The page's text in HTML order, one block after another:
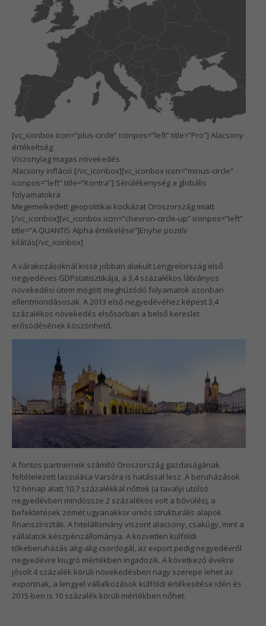
[vc_iconbox icon=”plus-circle” iconpos=”left” title=”Pro”] Alacsony
értékeltség
Viszonylag magas növekedés
Alacsony infláció [/vc_iconbox][vc_iconbox icon=”minus-circle”
iconpos=”left” title=”Kontra”] Sérülékenység a globális
folyamatokra
Megemelkedett geopolitikai kockázat Oroszország miatt
[/vc_iconbox][vc_iconbox icon=”chevron-circle-up” iconpos=”left”
title=”A QUANTIS Alpha értékelése”]Enyhe pozitív
kilátás[/vc_iconbox]
A várakozásoknál kissé jobban alakult Lengyelország első
negyedéves GDPstatisztikája, a 3,4 százalékos látványos
növekedési ütem mögött meghúzódó folyamatok azonban
ellentmondásosak. A 2013 első negyedévéhez képest 3,4
százalékos növekedés elsősorban a belső kereslet
erősödésének köszönhető.
A fontos partnernek számító Oroszország gazdaságának
feltételezett lassulása Varsóra is hatással lesz. A beruházások
12 hónap alatt 10,7 százalékkal nőttek (a tavalyi utolsó
negyedévben mindössze 2 százalékos volt a bővülés), a
befektetések zömét ugyanakkor uniós strukturális alapok
finanszírozták. A hitelállomány viszont alacsony, csakúgy, mint a
vállalatok készpénzállománya. A közvetlen külföldi
tőkeberuházás alig-alig csordogál, az export pedig negyedévről
negyedévre kiugró mértékben ingadozik. A következő évekre
jósolt 4 százalék körüli növekedésben nagy szerepe lehet az
exportnak, a lengyel vállalkozások külföldi értékesítése idén és
2015-ben is 10 százalék körüli mértékben nőhet.